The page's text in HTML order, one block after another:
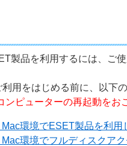
製品を利用するには、ご
用をはじめる前に、以下
ンピューターの再起動をお
Mac環境でESET製品を利
Mac環境でフルディスクア